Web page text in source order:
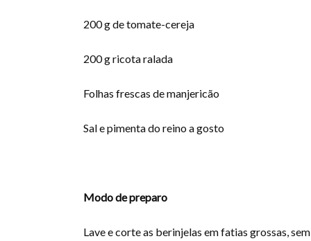
200 g de tomate-cereja
200 g ricota ralada
Folhas frescas de manjericão
Sal e pimenta do reino a gosto
Modo de preparo
Lave e corte as berinjelas em fatias grossas,